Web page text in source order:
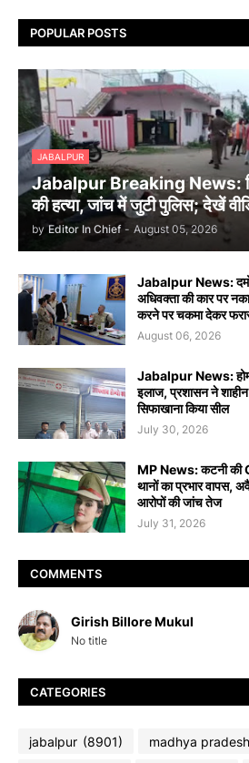
POPULAR POSTS
JABALPUR
Jabalpur Breaking News:
की हत्या, जांच में जुटी पुलिस; देखें
by Editor In Chief - August 05, 2026
Jabalpur News:
अधिवक्ता की कार पर
करने पर चकमा देकर
August 06, 2026
Jabalpur News:
इलाज, प्रशासन ने शाहीन
सिफाखाना किया सील
July 30, 2026
MP News: कटनी की
थानों का प्रभार वापस,
आरोपों की जांच तेज
July 31, 2026
COMMENTS
Girish Billore Mukul
No title
CATEGORIES
jabalpur (8901) madhya pradesh